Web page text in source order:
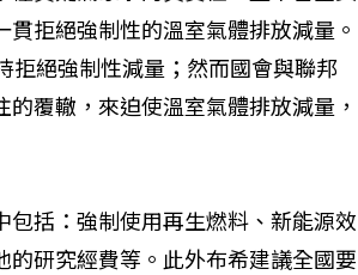
拒絕強制性的溫室氣體排放減量。
拒絕強制性減量；然而國會與聯邦
覆轍，來迫使溫室氣體排放減量，
括：強制使用再生燃料、新能源效
研究經費等。此外布希建議全國要